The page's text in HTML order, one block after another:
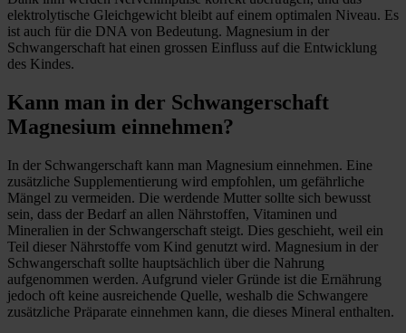
elektrolytische Gleichgewicht bleibt auf einem optimalen Niveau. Es
ist auch für die DNA von Bedeutung. Magnesium in der
Schwangerschaft hat einen grossen Einfluss auf die Entwicklung
des Kindes.
Kann man in der Schwangerschaft
Magnesium einnehmen?
In der Schwangerschaft kann man Magnesium einnehmen. Eine
zusätzliche Supplementierung wird empfohlen, um gefährliche
Mängel zu vermeiden. Die werdende Mutter sollte sich bewusst
sein, dass der Bedarf an allen Nährstoffen, Vitaminen und
Mineralien in der Schwangerschaft steigt. Dies geschieht, weil ein
Teil dieser Nährstoffe vom Kind genutzt wird. Magnesium in der
Schwangerschaft sollte hauptsächlich über die Nahrung
aufgenommen werden. Aufgrund vieler Gründe ist die Ernährung
jedoch oft keine ausreichende Quelle, weshalb die Schwangere
zusätzliche Präparate einnehmen kann, die dieses Mineral enthalten.